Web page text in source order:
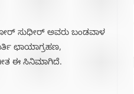
ಸುಧೀರ್ ಅವರು ಬಂಡವಾಳ
ಛಾಯಾಗ್ರಹಣ,
ಈ ಸಿನಿಮಾಗಿದೆ.